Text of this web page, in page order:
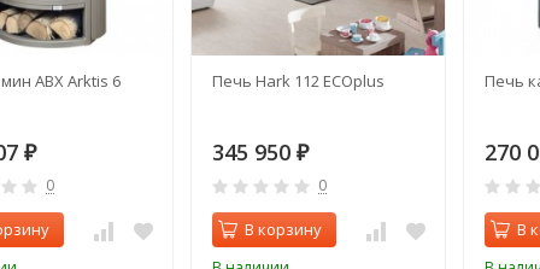
ABX Arktis 6
₽
0
Печь Hark 112 ECOplus
345 950 ₽
0
В корзину
Печь
270
В